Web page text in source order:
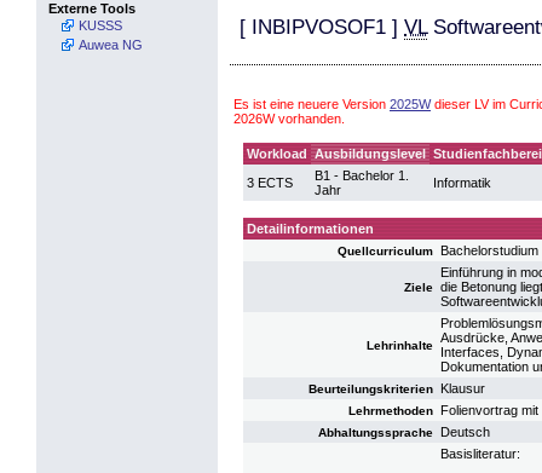
Externe Tools
KUSSS
Auwea NG
[ INBIPVOSOF1 ] VL
Es ist eine neuere Version 2025Wdieser LV im
2026W vorhanden.
Workload Ausbildungslevel
3 ECTS
B1 - Bachelor 1.
Jahr
Informatik
Detailinformationen
Quellcurriculum
Ziele
Einführung in
die Betonung
Lehrinhalte
Ausdrücke,
Interfaces,
Dokumentation
Beurteilungskriterien Klausur
Lehrmethoden Folienvortrag mit
Abhaltungssprache Deutsch
Basisliteratur: